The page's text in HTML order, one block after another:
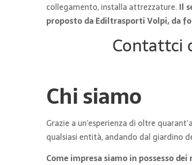
collegamento, installa attrezzature. Il
proposto da Ediltrasporti Volpi, da
Contattci
Chi siamo
Grazie a un’esperienza di oltre
qualsiasi entità, andando dal giardino
Come impresa siamo in possesso